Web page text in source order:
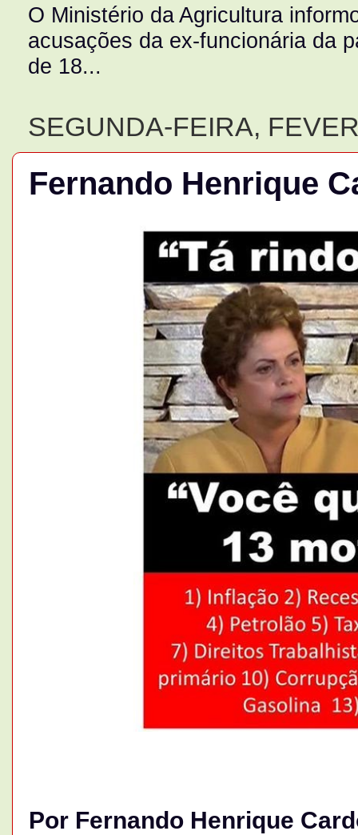
O Ministério da Agricultura
acusações da ex-funcionária da
de 18...
SEGUNDA-FEIRA,
Fernando Henrique
Por Fernando Henrique